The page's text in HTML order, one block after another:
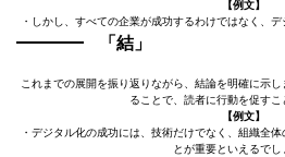
【例文】
・しかし、すべての企業が成功するわけではなく、
「結」
これまでの展開を振り返りながら、結論を明確に示
ることで、読者に行動を促すこ
【例文】
・デジタル化の成功には、技術だけでなく、組織全
とが重要といえるでし